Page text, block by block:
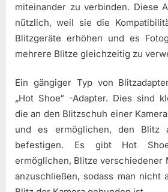
miteinander zu verbinden. Diese
nützlich, weil sie die
Blitzgeräte erhöhen und es
mehrere Blitze gleichzeitig zu
Ein gängiger Typ von
„Hot Shoe“ -Adapter. Dies sind
die an den Blitzschuh einer
und es ermöglichen, den Blitz
befestigen. Es gibt Hot
ermöglichen, Blitze verschiedener
anzuschließen, sodass man nicht